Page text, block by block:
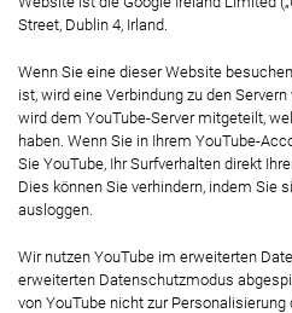
Street, Dublin 4, Irland.
Wenn Sie eine dieser Website
ist, wird eine Verbindung zu den
wird dem YouTube-Server mitgeteilt,
haben. Wenn Sie in Ihrem YouTube-
Sie YouTube, Ihr Surfverhalten direkt
Dies können Sie verhindern, indem Sie
ausloggen.
Wir nutzen YouTube im erweiterten
erweiterten Datenschutzmodus
von YouTube nicht zur